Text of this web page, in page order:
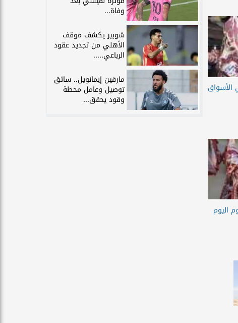
الأسواق
اليوم
وفاة...
شوبير يكشف موقف
الأهلي من تجديد عقود
الرباعي.....
مارفين إيمانويل.. سائق
توصيل وعامل محطة
وقود يحقق...